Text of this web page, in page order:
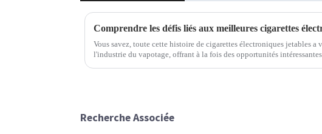
Vous savez, toute cette histoire de cigarettes électroniques jetables a
l'industrie du vapotage, offrant à la fois des opportunités
Recherche Associée